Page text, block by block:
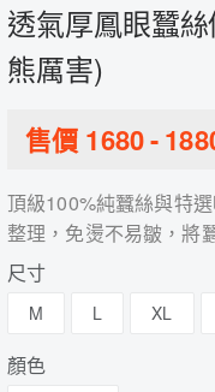
透氣厚鳳眼蠶
熊厲害)
售價 1680-
頂級100%純蠶絲與特
整理，免燙不易皺，將
尺寸
M L XL
顏色